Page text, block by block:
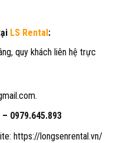
LS Rental:
quy khách liên hệ trực
– 0979.645.893
https://longsenrental.vn/